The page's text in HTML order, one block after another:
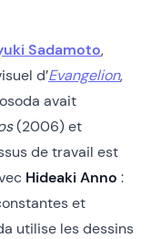
Sadamoto,
d’Evangelion,
avait
(2006) et
de travail est
Hideaki Anno :
et
utilise les dessins